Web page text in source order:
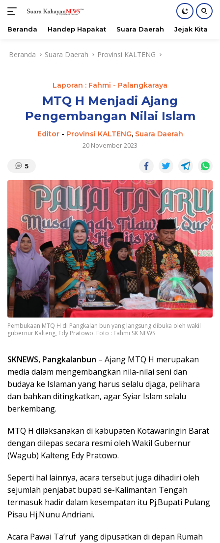
Beranda Handep Hapakat Suara Daerah Jejak Kita
Beranda Suara Daerah Provinsi KALTENG
Laporan : Fahmi - Palangkaraya
MTQ H Menjadi Ajang
Pengembangan Nilai Islam
Editor- Provinsi KALTENG, Suara Daerah
20 November 2023
5
Pembukaan MTQ H di Pangkalan bun yang langsung dibuka oleh wakil
gubernur Kalteng, Edy Pratowo. Foto : Fahmi SK NEWS
SKNEWS, Pangkalanbun – Ajang MTQ H merupakan
media dalam mengembangkan nila-nilai seni dan
budaya ke Islaman yang harus selalu djaga, pelihara
dan bahkan ditingkatkan, agar Syiar Islam selalu
berkembang.
MTQ H dilaksanakan di kabupaten Kotawaringin Barat
dengan dilepas secara resmi oleh Wakil Gubernur
(Wagub) Kalteng Edy Pratowo.
Seperti hal lainnya, acara tersebut juga dihadiri oleh
sejumlah penjabat bupati se-Kalimantan Tengah
termasuk hadir dalam kesempatan itu Pj.Bupati Pulang
Pisau Hj.Nunu Andriani.
Acara Pawai Ta’ruf yang dipusatkan di depan Rumah